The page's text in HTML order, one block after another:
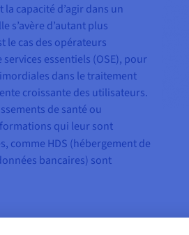
capacité d’agir dans un
s’avère d’autant plus
le cas des opérateurs
essentiels (OSE), pour
dans le traitement
croissante des utilisateurs.
de santé ou
qui leur sont
comme HDS (hébergement de
bancaires) sont